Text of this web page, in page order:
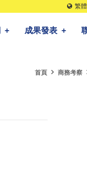
繁
+ 成果發表 +
首頁 商務考察